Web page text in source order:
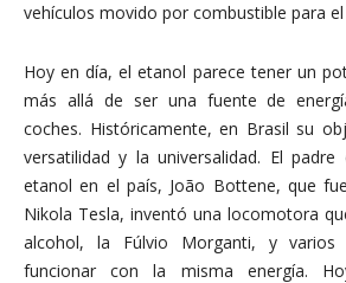
vehículos movido por combustible para
Hoy en día, el etanol parece tener un
más allá de ser una fuente de
coches. Históricamente, en Brasil su
versatilidad y la universalidad. El
etanol en el país, João Bottene, que
Nikola Tesla, inventó una locomotora
alcohol, la Fúlvio Morganti, y varios
funcionar con la misma energía.